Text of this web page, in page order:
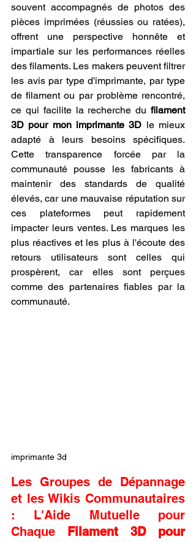
souvent accompagnés de photos des
pièces imprimées (réussies ou ratées),
offrent une perspective honnête et
impartiale sur les performances réelles
des filaments. Les makers peuvent filtrer
les avis par type d'imprimante, par type
de filament ou par problème rencontré,
ce qui facilite la recherche du filament
3D pour mon imprimante 3D le mieux
adapté à leurs besoins spécifiques.
Cette transparence forcée par la
communauté pousse les fabricants à
maintenir des standards de qualité
élevés, car une mauvaise réputation sur
ces plateformes peut rapidement
impacter leurs ventes. Les marques les
plus réactives et les plus à l'écoute des
retours utilisateurs sont celles qui
prospèrent, car elles sont perçues
comme des partenaires fiables par la
communauté.
imprimante 3d
Les Groupes de Dépannage
et les Wikis Communautaires
: L'Aide Mutuelle pour
Chaque Filament 3D pour